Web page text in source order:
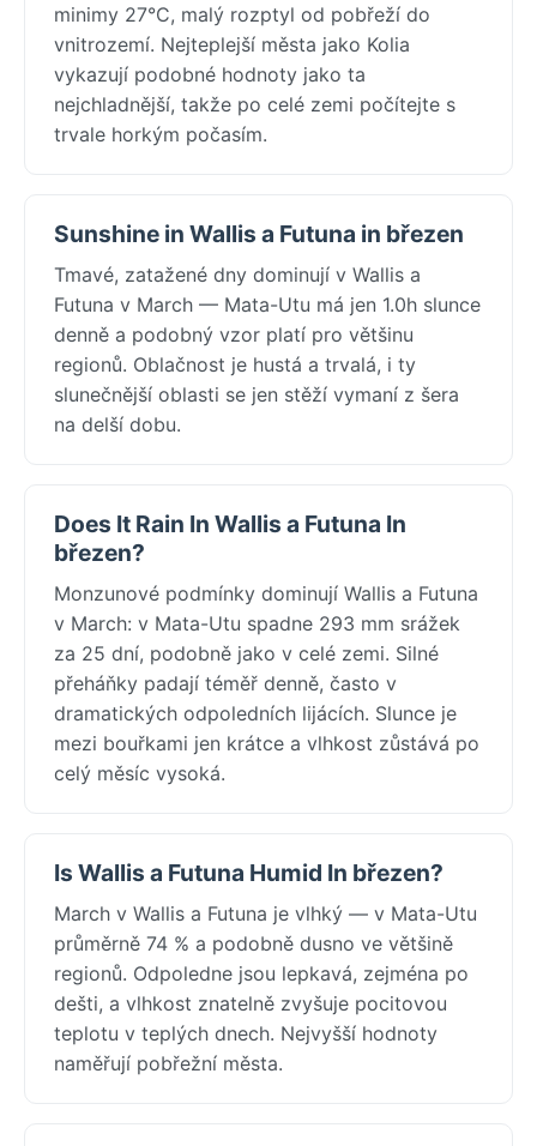
minimy 27°C, malý rozptyl od pobřeží do
vnitrozemí. Nejteplejší města jako Kolia
vykazují podobné hodnoty jako ta
nejchladnější, takže po celé zemi počítejte s
trvale horkým počasím.
Sunshine in Wallis a Futuna in březen
Tmavé, zatažené dny dominují v Wallis a
Futuna v March — Mata-Utu má jen 1.0h slunce
denně a podobný vzor platí pro většinu
regionů. Oblačnost je hustá a trvalá, i ty
slunečnější oblasti se jen stěží vymaní z šera
na delší dobu.
Does It Rain In Wallis a Futuna In
březen?
Monzunové podmínky dominují Wallis a Futuna
v March: v Mata-Utu spadne 293 mm srážek
za 25 dní, podobně jako v celé zemi. Silné
přeháňky padají téměř denně, často v
dramatických odpoledních lijácích. Slunce je
mezi bouřkami jen krátce a vlhkost zůstává po
celý měsíc vysoká.
Is Wallis a Futuna Humid In březen?
March v Wallis a Futuna je vlhký — v Mata-Utu
průměrně 74 % a podobně dusno ve většině
regionů. Odpoledne jsou lepkavá, zejména po
dešti, a vlhkost znatelně zvyšuje pocitovou
teplotu v teplých dnech. Nejvyšší hodnoty
naměřují pobřežní města.